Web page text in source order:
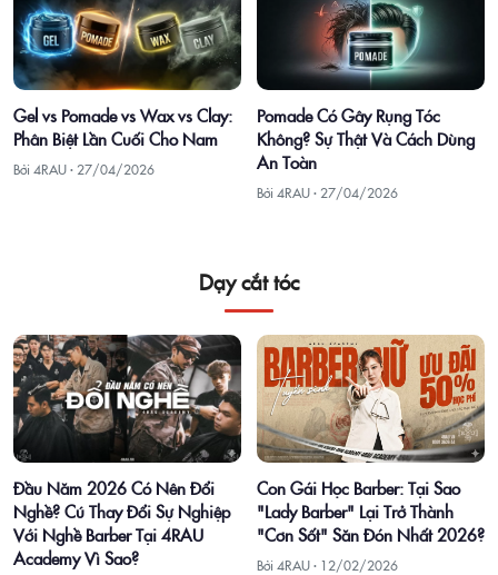
Gel vs Pomade vs Wax vs Clay:
Phân Biệt Lần Cuối Cho Nam
Bởi 4RAU · 27/04/2026
Pomade Có Gây Rụng Tóc
Không? Sự Thật Và Cách Dùng
An Toàn
Bởi 4RAU · 27/04/2026
Dạy cắt tóc
Đầu Năm 2026 Có Nên Đổi
Nghề? Cú Thay Đổi Sự Nghiệp
Với Nghề Barber Tại 4RAU
Academy Vì Sao?
Con Gái Học Barber: Tại Sao
"Lady Barber" Lại Trở Thành
"Cơn Sốt" Săn Đón Nhất 2026?
Bởi 4RAU · 12/02/2026